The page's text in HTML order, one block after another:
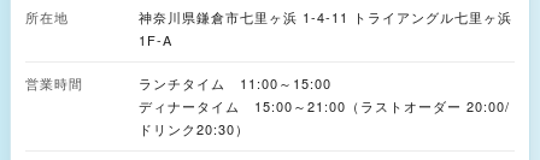
所在地
神奈川県鎌倉市七里ヶ浜 1-4-11 トライアングル七里ヶ浜
1F-A
営業時間
ランチタイム 11:00～15:00
ディナータイム 15:00～21:00（ラストオーダー 20:00/
ドリンク20:30）